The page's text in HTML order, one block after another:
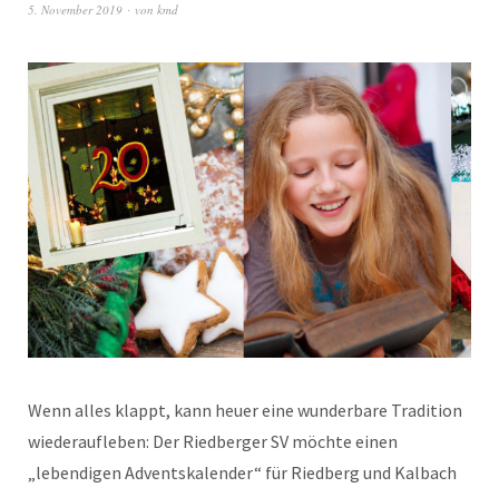
5. November 2019 von kmd
Wenn alles klappt, kann heuer eine wunderbare Tradition
wiederaufleben: Der Riedberger SV möchte einen
„lebendigen Adventskalender“ für Riedberg und Kalbach